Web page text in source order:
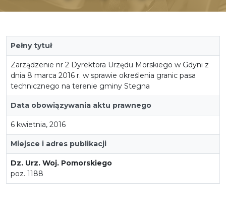
Pełny tytuł
Zarządzenie nr 2 Dyrektora Urzędu Morskiego w Gdyni z
dnia 8 marca 2016 r. w sprawie określenia granic pasa
technicznego na terenie gminy Stegna
Data obowiązywania aktu prawnego
6 kwietnia, 2016
Miejsce i adres publikacji
Dz. Urz. Woj. Pomorskiego
poz. 1188